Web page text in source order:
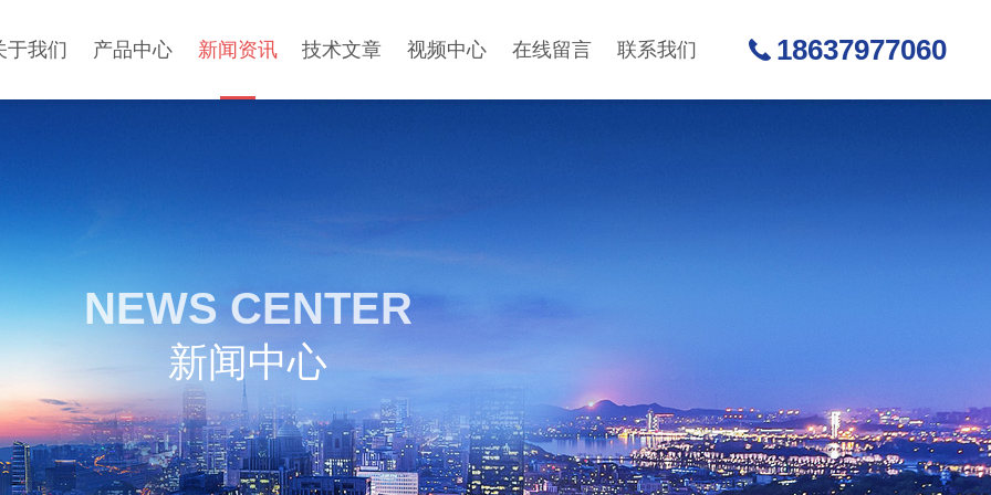
于我们 产品中心 新闻资讯 技术文章 视频中心 在线留言 联系我们 18637977060
NEWS CENTER
新闻中心